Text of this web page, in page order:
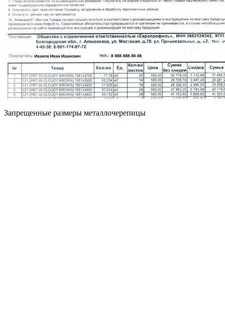
Запрещенные размеры металлочерепицы